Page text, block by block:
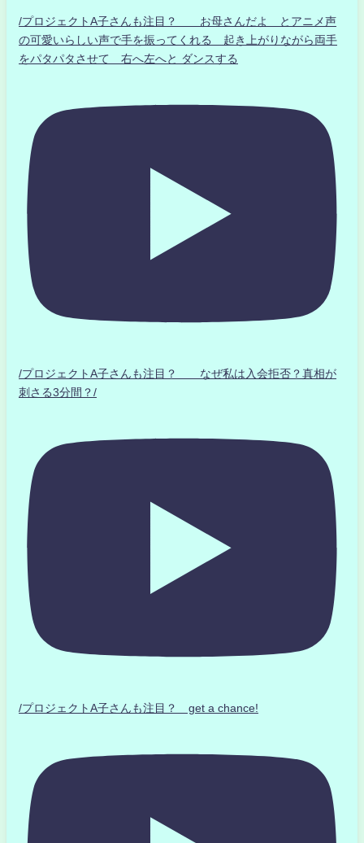
/プロジェクトA子さんも注目？ お母さんだよ とアニメ声
の可愛いらしい声で手を振ってくれる 起き上がりながら両手
をパタパタさせて 右へ左へと ダンスする
/プロジェクトA子さんも注目？ なぜ私は入会拒否？真相が
刺さる3分間？/
/プロジェクトA子さんも注目？ get a chance!